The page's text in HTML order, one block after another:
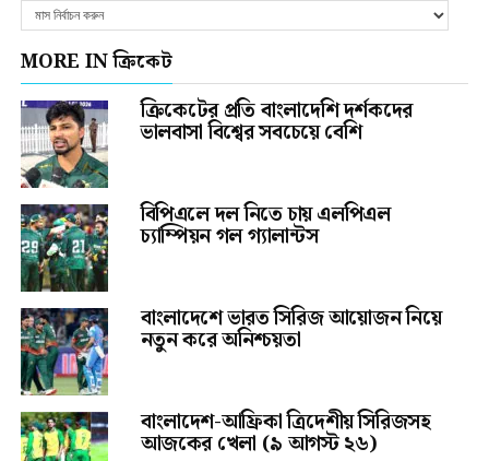
MORE IN ক্রিকেট
ক্রিকেটের প্রতি বাংলাদেশি দর্শকদের
ভালবাসা বিশ্বের সবচেয়ে বেশি
বিপিএলে দল নিতে চায় এলপিএল
চ্যাম্পিয়ন গল গ্যালান্টস
বাংলাদেশে ভারত সিরিজ আয়োজন নিয়ে
নতুন করে অনিশ্চয়তা
বাংলাদেশ-আফ্রিকা ত্রিদেশীয় সিরিজসহ
আজকের খেলা (৯ আগস্ট ২৬)